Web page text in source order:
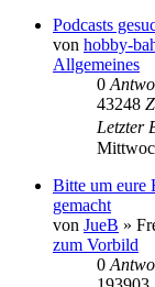
Podcasts
von hobby-
Allgemeines
0
43248
Letzter
Bitte um eure
gemacht
von JueB »
zum Vorbild
0